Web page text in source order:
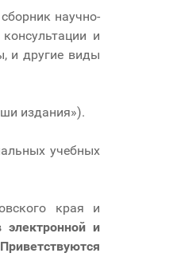
научно-
и
и другие виды
издания»).
учебных
края и
электронной и